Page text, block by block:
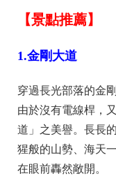
【景點推薦】
1.金剛大道
穿過長光部落的金
由於沒有電線桿，
道」之美譽。長長
猩般的山勢、海天
在眼前轟然敞開。